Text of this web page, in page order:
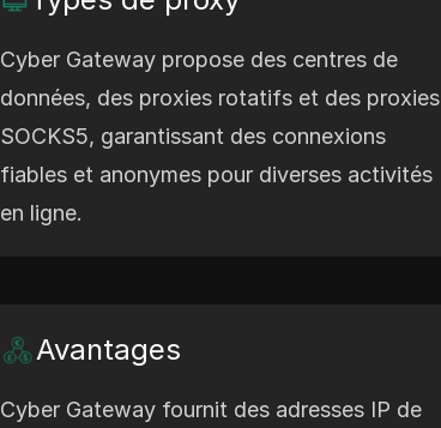
Cyber Gateway propose des centres de
données, des proxies rotatifs et des proxies
SOCKS5, garantissant des connexions
fiables et anonymes pour diverses activités
en ligne.
Avantages
Cyber Gateway fournit des adresses IP de